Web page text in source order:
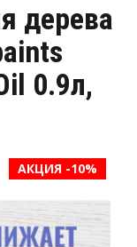
дерева
0.9л,
АКЦИЯ -10%